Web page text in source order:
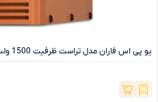
یو پی اس فاران مدل تراست ظرفیت 1500 ولت آمپر